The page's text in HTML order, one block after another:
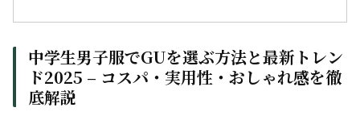
中学生男子服でGUを選ぶ方法と最新トレン
ド2025 – コスパ・実用性・おしゃれ感を徹
底解説